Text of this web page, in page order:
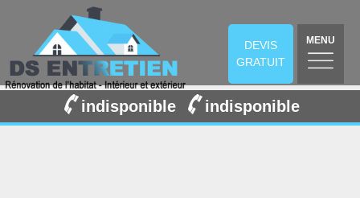
DEVIS
GRATUIT
MENU
indisponible indisponible